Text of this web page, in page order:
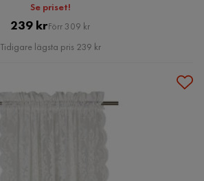
Se priset!
Pris
239 krOriginal
Pris
Förr 309 kr
Tidigare lägsta pris 239 kr